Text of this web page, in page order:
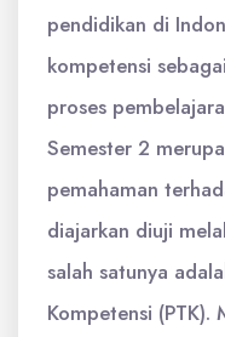
pendidikan di
kompetensi
proses
Semester 2
pemahaman
diajarkan diuji
salah satunya
Kompetensi (PTK).